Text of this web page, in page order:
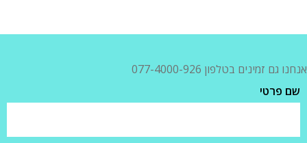
אנחנו גם זמינים בטלפון 077-4000-926
שם פרטי